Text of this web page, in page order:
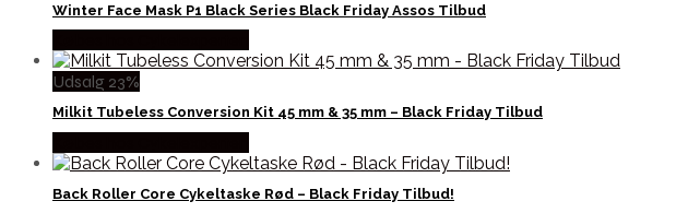
Winter Face Mask P1 Black Series Black Friday Assos Tilbud
Udsalg 23%
Milkit Tubeless Conversion Kit 45 mm & 35 mm – Black Friday Tilbud
Back Roller Core Cykeltaske Rød – Black Friday Tilbud!